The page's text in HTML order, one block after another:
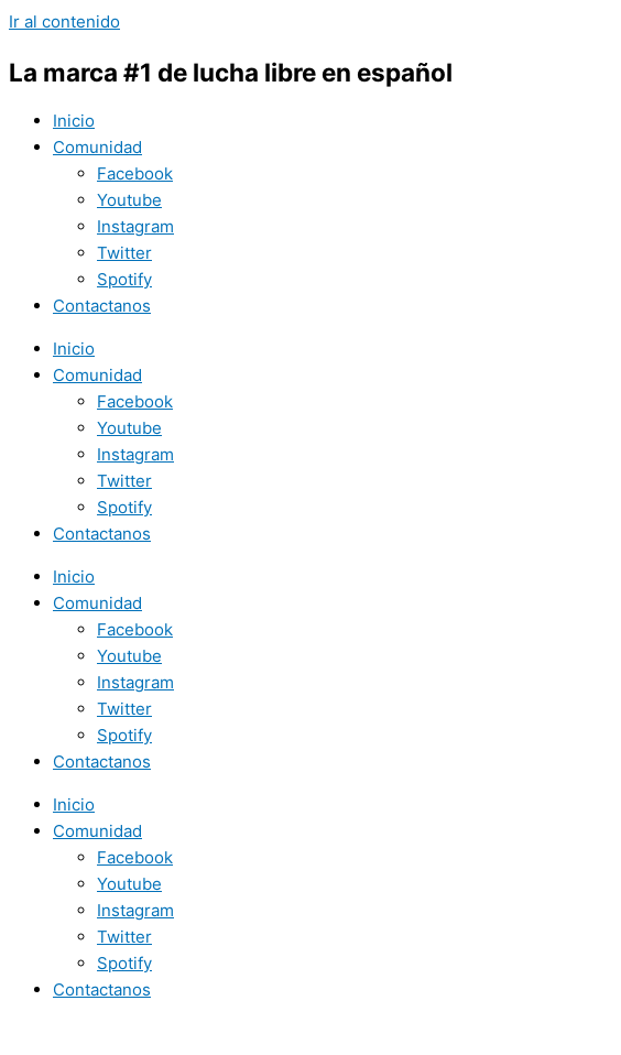
Ir al contenido
La marca #1 de lucha libre en español
Inicio
Comunidad
Facebook
Youtube
Instagram
Twitter
Spotify
Contactanos
Inicio
Comunidad
Facebook
Youtube
Instagram
Twitter
Spotify
Contactanos
Inicio
Comunidad
Facebook
Youtube
Instagram
Twitter
Spotify
Contactanos
Inicio
Comunidad
Facebook
Youtube
Instagram
Twitter
Spotify
Contactanos